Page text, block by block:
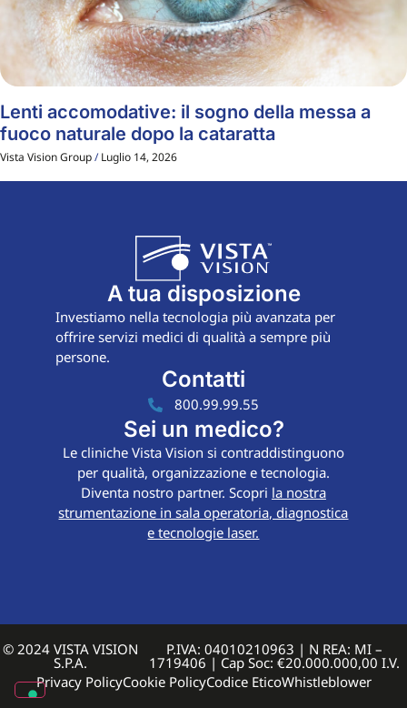
Lenti accomodative: il sogno della messa a
fuoco naturale dopo la cataratta
Vista Vision Group Luglio 14, 2026
A tua disposizione
Investiamo nella tecnologia più avanzata per
offrire servizi medici di qualità a sempre più
persone.
Contatti
800.99.99.55
Sei un medico?
Le cliniche Vista Vision si contraddistinguono
per qualità, organizzazione e tecnologia.
Diventa nostro partner. Scopri la nostra
strumentazione in sala operatoria, diagnostica
e tecnologie laser.
© 2024 VISTA VISION
S.P.A.
P.IVA: 04010210963 | N REA: MI –
1719406 | Cap Soc: €20.000.000,00 I.V.
Privacy PolicyCookie PolicyCodice EticoWhistleblower